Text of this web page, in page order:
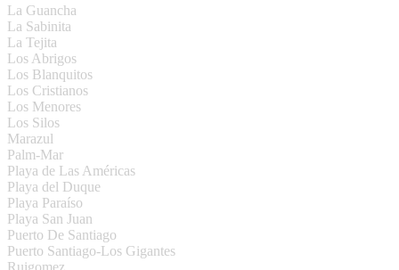
La Guancha
La Sabinita
La Tejita
Los Abrigos
Los Blanquitos
Los Cristianos
Los Menores
Los Silos
Marazul
Palm-Mar
Playa de Las Américas
Playa del Duque
Playa Paraíso
Playa San Juan
Puerto De Santiago
Puerto Santiago-Los Gigantes
Ruigomez